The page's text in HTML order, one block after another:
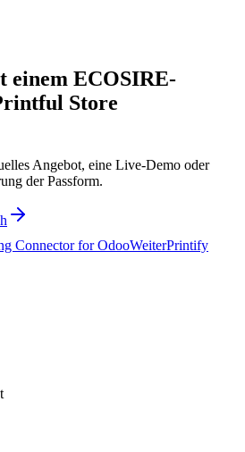
einem ECOSIRE-
Store
Angebot, eine Live-Demo oder
der Passform.
Connector for OdooWeiterPrintify